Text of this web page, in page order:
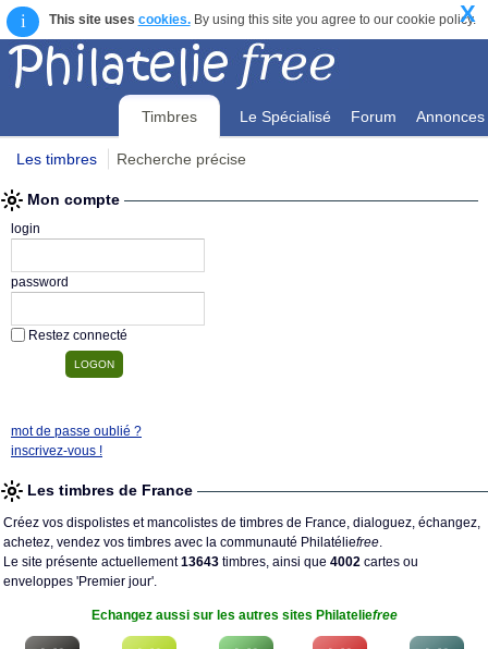
i This site uses cookies.By using this site you agree to our cookie policy.
X
Timbres Le Spécialisé Forum Annonces
Les timbres Recherche précise
Mon compte
login
password
Restez connecté
mot de passe oublié ?
inscrivez-vous !
Les timbres de France
Créez vos dispolistes et mancolistes de timbres de France, dialoguez, échangez,
achetez, vendez vos timbres avec la communauté Philatéliefree.
Le site présente actuellement13643 timbres, ainsi que 4002 cartes ou
enveloppes 'Premier jour'.
Echangez aussi sur les autres sites Philateliefree